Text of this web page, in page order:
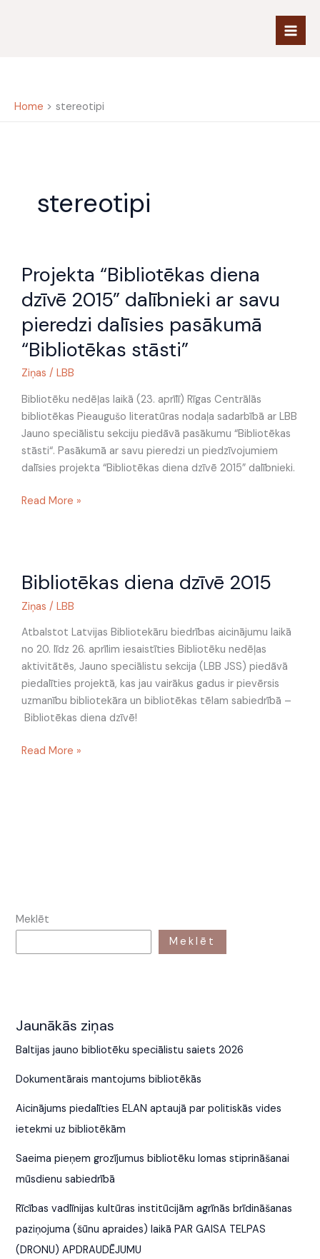
Home stereotipi
stereotipi
Projekta “Bibliotēkas diena
dzīvē 2015” dalībnieki ar savu
pieredzi dalīsies pasākumā
“Bibliotēkas stāsti”
Ziņas / LBB
Bibliotēku nedēļas laikā (23. aprīlī) Rīgas Centrālās
bibliotēkas Pieaugušo literatūras nodaļa sadarbībā ar LBB
Jauno speciālistu sekciju piedāvā pasākumu “Bibliotēkas
stāsti“. Pasākumā ar savu pieredzi un piedzīvojumiem
dalīsies projekta “Bibliotēkas diena dzīvē 2015” dalībnieki.
“Bibliotēkas
dzīvē
2015”
dalībnieki
savu
“Bibliotēkas
Read More »
Bibliotēkas diena dzīvē 2015
Ziņas / LBB
Atbalstot Latvijas Bibliotekāru biedrības aicinājumu laikā
no 20. līdz 26. aprīlim iesaistīties Bibliotēku nedēļas
aktivitātēs, Jauno speciālistu sekcija (LBB JSS) piedāvā
piedalīties projektā, kas jau vairākus gadus ir pievērsis
uzmanību bibliotekāra un bibliotēkas tēlam sabiedrībā –
Bibliotēkas diena dzīvē!
diena
2015
Read More »
Meklēt
Meklēt
Jaunākās ziņas
Baltijas jauno bibliotēku speciālistu saiets 2026
Dokumentārais mantojums bibliotēkās
Aicinājums piedalīties ELAN aptaujā par politiskās vides
ietekmi uz bibliotēkām
Saeima pieņem grozījumus bibliotēku lomas stiprināšanai
mūsdienu sabiedrībā
Rīcības vadlīnijas kultūras institūcijām agrīnās brīdināšanas
paziņojuma (šūnu apraides) laikā PAR GAISA TELPAS
(DRONU) APDRAUDĒJUMU